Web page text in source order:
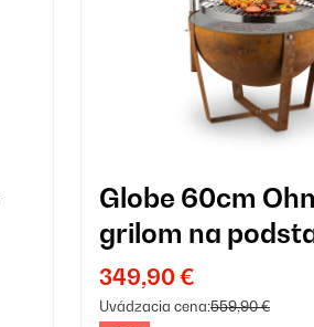
Globe 60cm
grilom na
Hrdza
349,90 €
Uvádzacia cena:559,90 €